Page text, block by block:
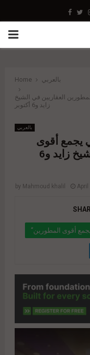
PRIMARY
Home بالعربي
العقاريين في الشيخ
زايد و6 أكتوبر
بالعربي
يجمع أقوى
المطورين العقاريين في الشيخ زايد و6
by Mahmoud khalil
“إثمار” تُقيم سحور رمضاني يجمع أقوى المطورين
زايد و6 أكتوبر
eg.net/
1-